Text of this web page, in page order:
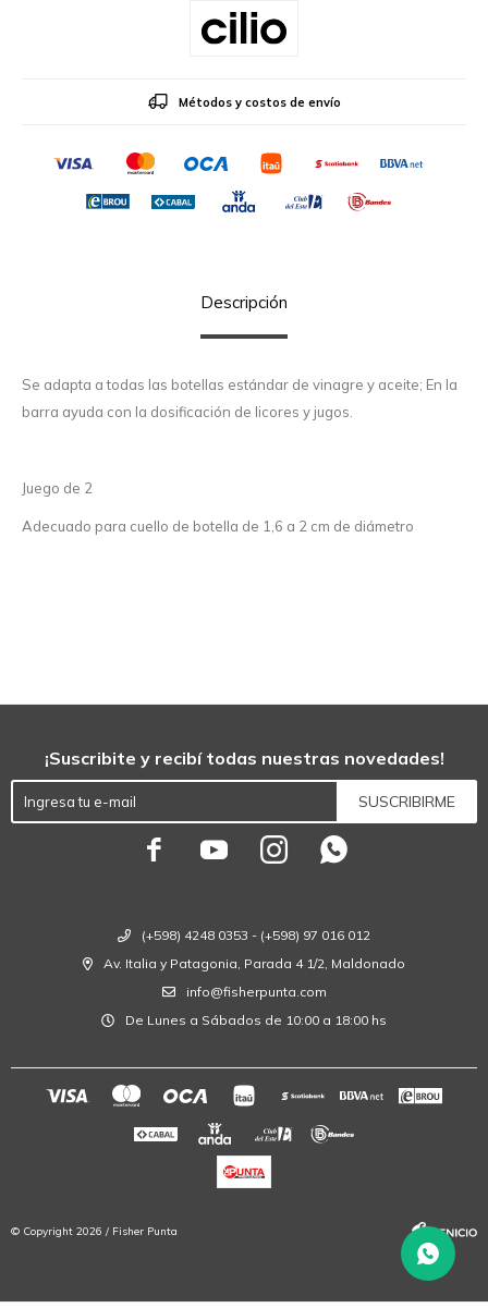
Métodos y costos de envío
Descripción
Se adapta a todas las botellas estándar de vinagre y aceite; En la
barra ayuda con la dosificación de licores y jugos.
Juego de 2
Adecuado para cuello de botella de 1,6 a 2 cm de diámetro
(+598) 4248 0353 - (+598) 97 016 012
Av. Italia y Patagonia, Parada 4 1/2, Maldonado
info@fisherpunta.com
De Lunes a Sábados de 10:00 a 18:00 hs
¡Suscribite y recibí todas nuestras novedades!
SUSCRIBIRME
   
© Copyright 2026 / Fisher Punta